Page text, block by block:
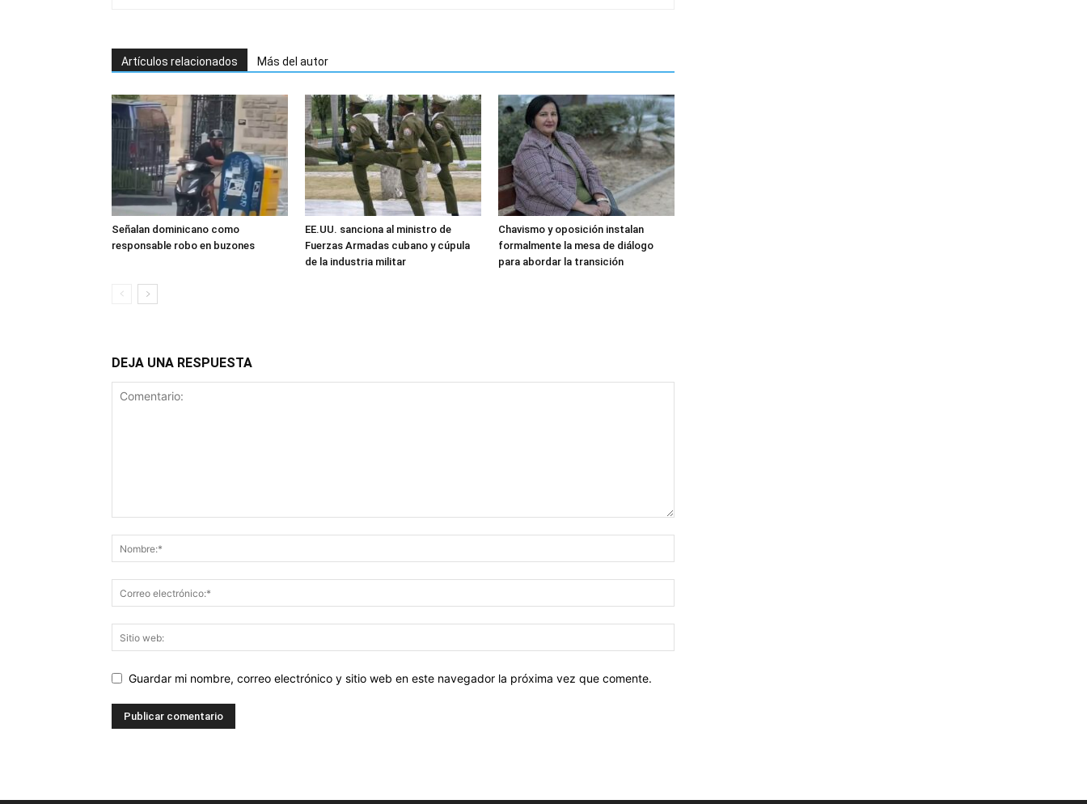
Artículos relacionados Más del autor
Señalan dominicano como
responsable robo en buzones
EE.UU. sanciona al ministro de
Fuerzas Armadas cubano y cúpula
de la industria militar
Chavismo y oposición instalan
formalmente la mesa de diálogo
para abordar la transición
DEJA UNA RESPUESTA
Guardar mi nombre, correo electrónico y sitio web en este navegador la próxima vez que comente.